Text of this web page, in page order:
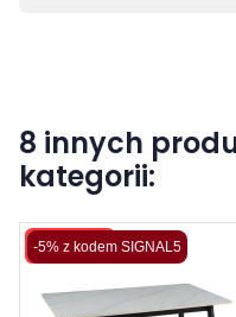
8 innych
kategorii:
-5% z kodem SIGNAL5
Wysyłka 48H